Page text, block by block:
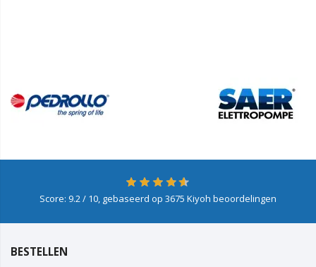
Score: 9.2/ 10, gebaseerd op 3675 Kiyoh beoordelingen
BESTELLEN